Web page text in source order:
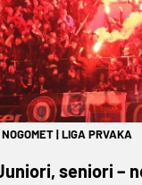
NOGOMET|LIGA PRVAKA
seniori –